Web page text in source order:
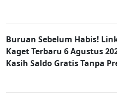
Buruan Sebelum Habis!
Kaget Terbaru 6 Agustus
Kasih Saldo Gratis Tanpa